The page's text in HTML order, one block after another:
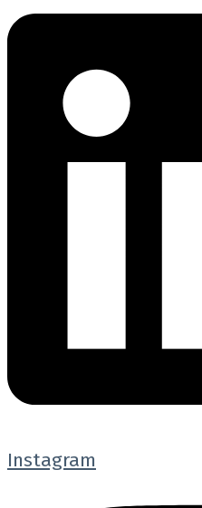
Instagram